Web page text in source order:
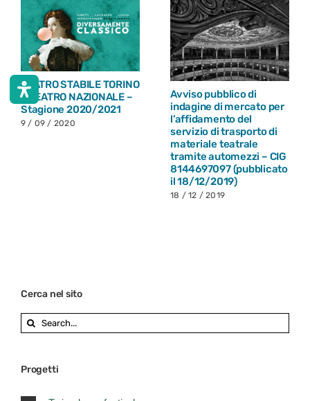
TEATRO STABILE TORINO
– TEATRO NAZIONALE –
Stagione 2020/2021
9 / 09 / 2020
Avviso pubblico di
indagine di mercato per
l’affidamento del
servizio di trasporto di
materiale teatrale
tramite automezzi – CIG
8144697097 (pubblicato
il 18/12/2019)
18 / 12 / 2019
Cerca nel sito
Search
for:
Progetti